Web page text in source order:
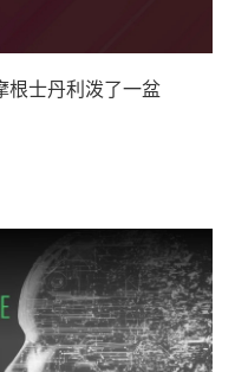
根士丹利泼了一盆